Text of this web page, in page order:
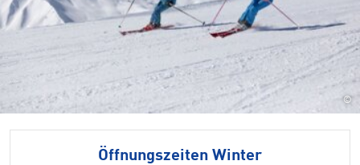
©
Öffnungszeiten Winter